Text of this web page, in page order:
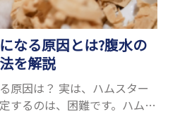
なる原因とは?腹水の
を解説
原因は？ 実は、ハムスター
するのは、困難です。ハムス